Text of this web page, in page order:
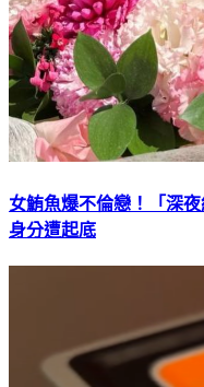
女鮪魚爆不倫戀！「深
身分遭起底